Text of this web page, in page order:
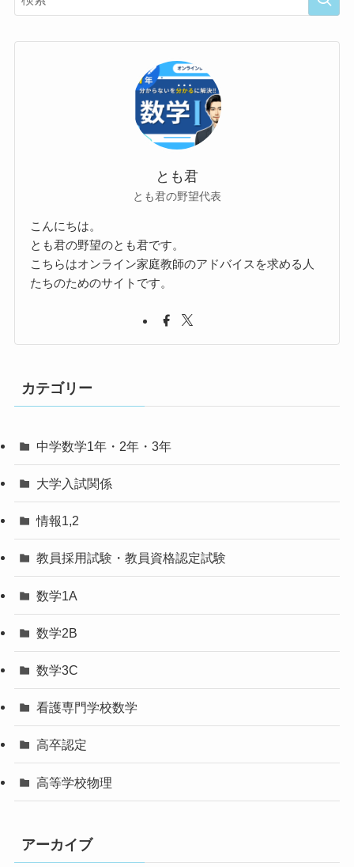
とも君
とも君の野望代表
こんにちは。
とも君の野望のとも君です。
こちらはオンライン家庭教師のアドバイスを求める人
たちのためのサイトです。
カテゴリー
中学数学1年・2年・3年
大学入試関係
情報1,2
教員採用試験・教員資格認定試験
数学1A
数学2B
数学3C
看護専門学校数学
高卒認定
高等学校物理
アーカイブ